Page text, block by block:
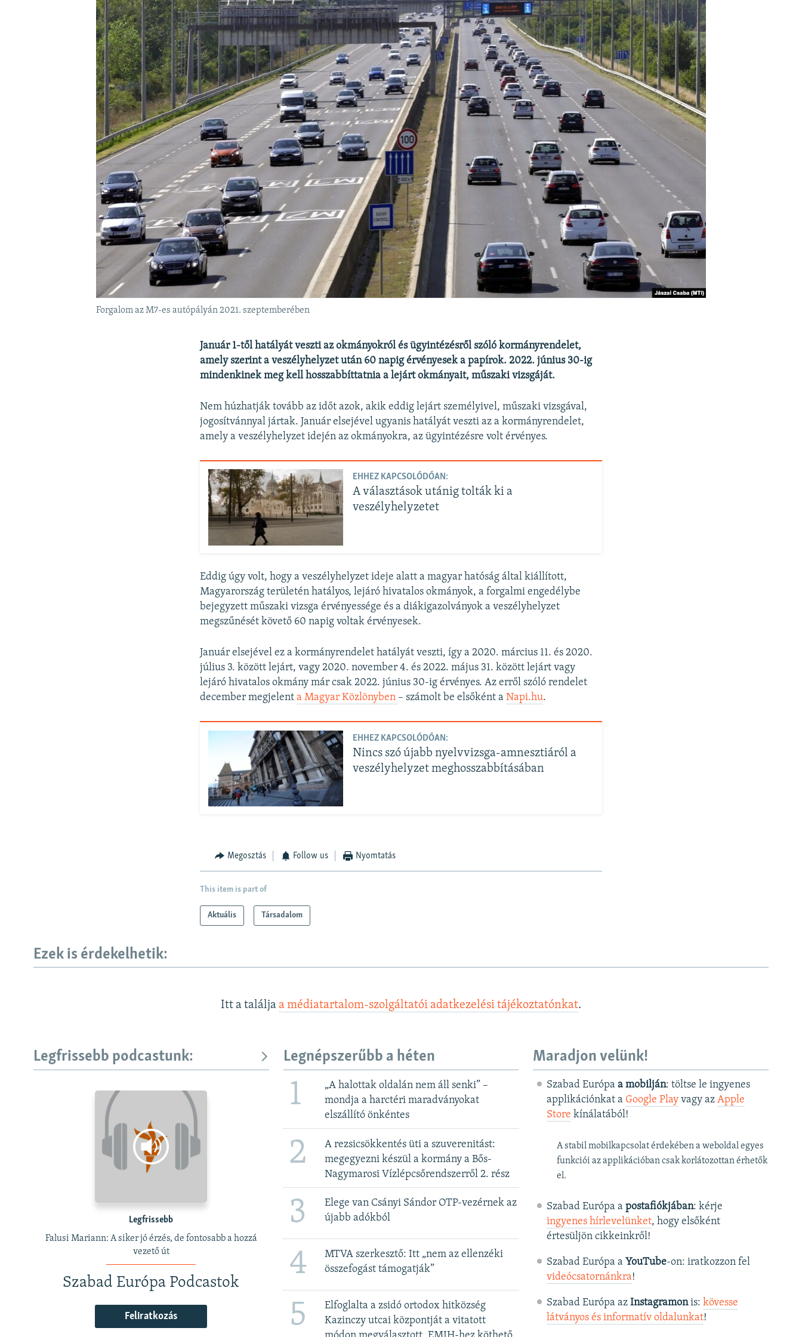
A MÚLT TANULSÁGAI
Forgalom az M7-es autópályán 2021. szeptemberében
Január 1-től hatályát veszti az okmányokról és ügyintézésről szóló kormányrendelet,
amely szerint a veszélyhelyzet után 60 napig érvényesek a papírok. 2022. június 30-ig
mindenkinek meg kell hosszabbíttatnia a lejárt okmányait, műszaki vizsgáját.
Nem húzhatják tovább az időt azok, akik eddig lejárt személyivel, műszaki vizsgával,
jogosítvánnyal jártak. Január elsejével ugyanis hatályát veszti az a kormányrendelet,
amely a veszélyhelyzet idején az okmányokra, az ügyintézésre volt érvényes.
EHHEZ KAPCSOLÓDÓAN:
A választások utánig tolták ki a
veszélyhelyzetet
Eddig úgy volt, hogy a veszélyhelyzet ideje alatt a magyar hatóság által kiállított,
Magyarország területén hatályos, lejáró hivatalos okmányok, a forgalmi engedélybe
bejegyzett műszaki vizsga érvényessége és a diákigazolványok a veszélyhelyzet
megszűnését követő 60 napig voltak érvényesek.
Január elsejével ez a kormányrendelet hatályát veszti, így a 2020. március 11. és 2020.
július 3. között lejárt, vagy 2020. november 4. és 2022. május 31. között lejárt vagy
lejáró hivatalos okmány már csak 2022. június 30-ig érvényes. Az erről szóló rendelet
december megjelenta Magyar Közlönyben – számolt be elsőként aNapi.hu.
EHHEZ KAPCSOLÓDÓAN:
Nincs szó újabb nyelvvizsga-amnesztiáról a
veszélyhelyzet meghosszabbításában
Megosztás Follow us Nyomtatás
This item is part of
Aktuális Társadalom
Ezek is érdekelhetik:
Itt a találja a médiatartalom-szolgáltatói adatkezelési tájékoztatónkat.
Legfrissebb podcastunk:
Legfrissebb
Falusi Mariann: A siker jó érzés, de fontosabb a hozzá
vezető út
Szabad Európa Podcastok
Feliratkozás
Legnépszerűbb a héten
1
„A halottak oldalán nem áll senki” –
mondja a harctéri maradványokat
elszállító önkéntes
2
A rezsicsökkentés üti a szuverenitást:
megegyezni készül a kormány a Bős-
Nagymarosi Vízlépcsőrendszerről 2. rész
3
Elege van Csányi Sándor OTP-vezérnek az
újabb adókból
4
MTVA szerkesztő: Itt „nem az ellenzéki
összefogást támogatják”
5
Elfoglalta a zsidó ortodox hitközség
Kazinczy utcai központját a vitatott
Maradjon velünk!
Szabad Európa a mobilján: töltse le ingyenes
applikációnkat a Google Playvagy az Apple
Store kínálatából!
A stabil mobilkapcsolat érdekében a weboldal egyes
funkciói az applikációban csak korlátozottan érhetők
el.
Szabad Európa a postafiókjában: kérje
ingyenes hírlevelünket, hogy elsőként
értesüljön cikkeinkről!
Szabad Európa a YouTube-on: iratkozzon fel
videócsatornánkra!
Szabad Európa az Instagramonis: kövesse
látványos és informatív oldalunkat! ​